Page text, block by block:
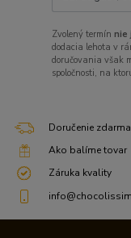
Zvolený termín nie
dodacia lehota v
doručovania však
spoločnosti, na
Doručenie
Ako balíme tovar
Záruka kvality